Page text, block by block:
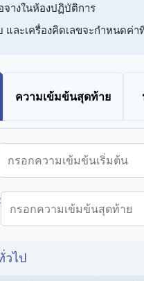
จางในห้องปฏิบัติการ
ละเครื่องคิดเลขจะกำหนดค่าที่
ความเข้มข้นสุดท้าย
วไป